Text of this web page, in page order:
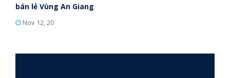
bán lẻ Vùng An Giang
Nov 12, 20